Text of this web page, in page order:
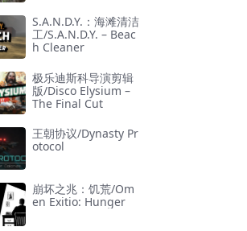
S.A.N.D.Y.：海滩清洁
工/S.A.N.D.Y. – Beac
h Cleaner
极乐迪斯科导演剪辑
版/Disco Elysium –
The Final Cut
王朝协议/Dynasty Pr
otocol
崩坏之兆：饥荒/Om
en Exitio: Hunger